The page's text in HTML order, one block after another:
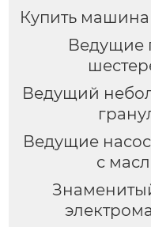
Купить машина
Ведущие
Ведущий
Ведущие
с